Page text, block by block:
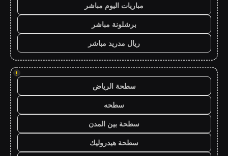
مباريات اليوم مباشر
برشلونة مباشر
ريال مدريد مباشر
!
سطحة الرياض
سطحه
سطحة بين المدن
سطحة هيدروليك